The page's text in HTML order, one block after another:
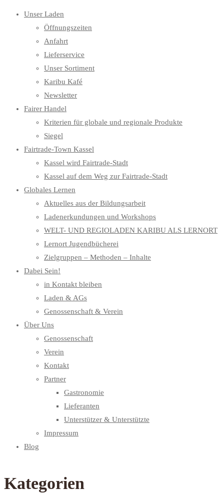
Unser Laden
Öffnungszeiten
Anfahrt
Lieferservice
Unser Sortiment
Karibu Kafé
Newsletter
Fairer Handel
Kriterien für globale und regionale Produkte
Siegel
Fairtrade-Town Kassel
Kassel wird Fairtrade-Stadt
Kassel auf dem Weg zur Fairtrade-Stadt
Globales Lernen
Aktuelles aus der Bildungsarbeit
Ladenerkundungen und Workshops
WELT- UND REGIOLADEN KARIBU ALS LERNORT
Lernort Jugendbücherei
Zielgruppen – Methoden – Inhalte
Dabei Sein!
in Kontakt bleiben
Laden & AGs
Genossenschaft & Verein
Über Uns
Genossenschaft
Verein
Kontakt
Partner
Gastronomie
Lieferanten
Unterstützer & Unterstützte
Impressum
Blog
Kategorien